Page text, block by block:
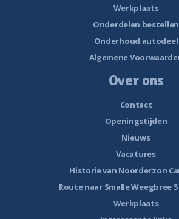
Werkplaats
Onderdelen bestellen
Onderhoud autodeel
Algemene
Over ons
Contact
Openingstijden
Nieuws
Vacatures
Historie van Noorderzon
Route naar Smalle Weegbree
Werkplaats